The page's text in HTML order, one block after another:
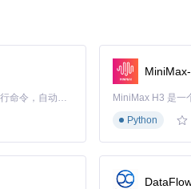
者都能快速上手。接下来的篇章
fee63
Claude Code 的开源替代方案。连接任意大模型，编辑代码，运行命令，自动验证 — 全自动执行。用 Rust 构建，极致性能。 ｜ An open-source alternative to Claude Code. Connect any LLM, edit code, run commands, and verify changes — autonomously. Built in Rust for speed. Get Started
Python